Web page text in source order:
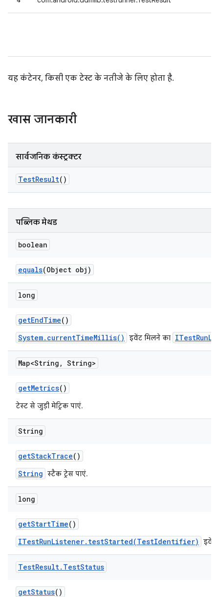
यह कंटेनर, किसी एक टेस्ट के नतीजे के लिए होता है.
खास जानकारी
सार्वजनिक कंस्ट्रक्टर
TestResult()
पब्लिक मेथड
boolean
equals(Object obj)
long
getEndTime()
System.currentTimeMillis()
इवेंट मिलने का
Map<String , String>
getMetrics()
टेस्ट से जुड़ी मेट्रिक पाएं.
String
getStackTrace()
String स्टैक ट्रेस पाएं.
long
getStartTime()
ITestRunListener.testStarted(TestIdentifier)
इवेंट
TestResult. TestStatus
getStatus()